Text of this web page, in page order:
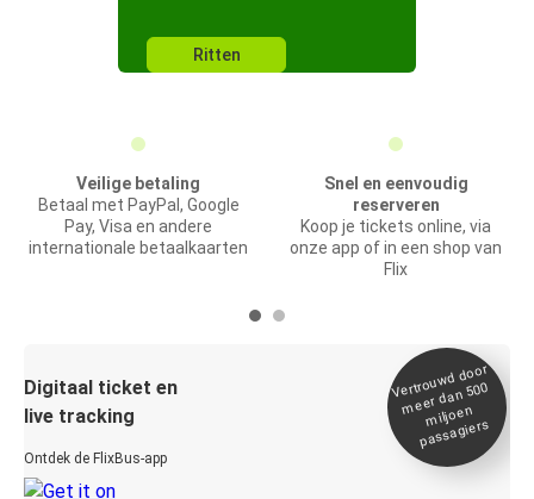
Ritten
Veilige betaling
Betaal met PayPal, Google
Pay, Visa en andere
internationale betaalkaarten
Snel en eenvoudig
reserveren
Koop je tickets online, via
onze app of in een shop van
Flix
Digitaal ticket en
live tracking
Ontdek de FlixBus-app
Vertrou
wd door
meer dan 500
miljoen
passagiers